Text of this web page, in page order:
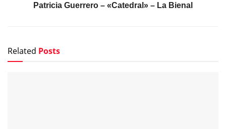
Patricia Guerrero – «Catedral» – La Bienal
Related Posts